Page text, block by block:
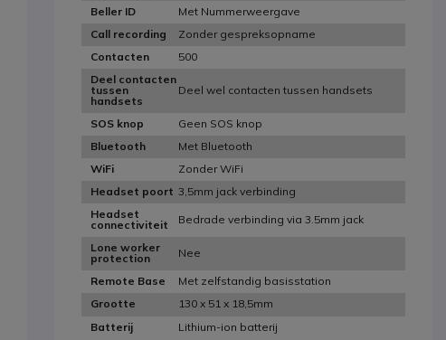
Beller ID
Met Nummerweergave
Call recording
Zonder gespreksopname
Contacten
500
Deel contacten
tussen
handsets
Deel wel contacten tussen handsets
SOS knop
Geen SOS knop
Bluetooth
Met Bluetooth
WiFi
Zonder WiFi
Headset poort 3,5mm jack verbinding
Headset
connectiviteit
Bedrade verbinding via 3.5mm jack
Lone worker
protection
Nee
Remote Base
Met zelfstandig basisstation
Grootte
130 x 51 x 18,5mm
Batterij
Lithium-ion batterij